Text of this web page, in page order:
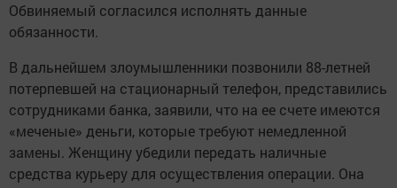
Обвиняемый согласился исполнять данные
обязанности.
В дальнейшем злоумышленники позвонили 88-летней
потерпевшей на стационарный телефон, представились
сотрудниками банка, заявили, что на ее счете имеются
«меченые» деньги, которые требуют немедленной
замены. Женщину убедили передать наличные
средства курьеру для осуществления операции. Она